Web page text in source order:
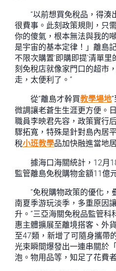
“以前想買免稅品，得湊
很費事。此刻政策規則，只
你的傻氣，根本無法與我的
是宇宙的基本定律！」離島
不限次購置‘即購即提’清單
刻免稅店就像家門口的超市
走，太便利了。”
從“離島才幹買教學場地
微調讓老蒼生生涯更方便。
職員李映君先容，政策實行
驟拓寬，特殊是針對島內居
稅小班教學品加快融進當地
據海口海關統計，12月
監管離島免稅購物金額11億
“免稅購物政策的優化，
南夏季游玩淡季，多重原因
升。”三亞海關免稅品監管科
惠主體擴展至離境搭客、外
至47類，新增了可隨身攜帶
光束瞬間爆發出一連串關於
泡。物用品等，知足了花費